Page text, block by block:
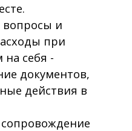
вопросы и
при
на себя -
документов,
действия в